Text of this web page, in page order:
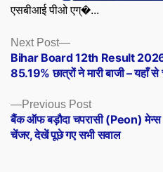
एसबीआई पीओ एग्�...
Posts
navigation
Previous PostPrevious
post:
बैंक ऑफ बड़ौदा चपरासी (Peon) मेन्स
चेंजर, देखें पूछे गए सभी सवाल
Next Post
Next
post:
Bihar Board 12th Result 2026
85.19% छात्रों ने मारी बाजी – यहाँ